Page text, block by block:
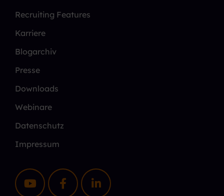
Recruiting Features
Karriere
Blogarchiv
Presse
Downloads
Webinare
Datenschutz
Impressum